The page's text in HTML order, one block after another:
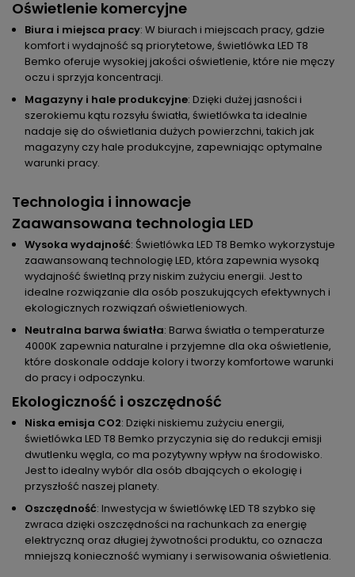
Oświetlenie komercyjne
Biura i miejsca pracy: W biurach i miejscach pracy, gdzie
komfort i wydajność są priorytetowe, świetlówka LED T8
Bemko oferuje wysokiej jakości oświetlenie, które nie męczy
oczu i sprzyja koncentracji.
Magazyny i hale produkcyjne: Dzięki dużej jasności i
szerokiemu kątu rozsyłu światła, świetlówka ta idealnie
nadaje się do oświetlania dużych powierzchni, takich jak
magazyny czy hale produkcyjne, zapewniając optymalne
warunki pracy.
Technologia i innowacje
Zaawansowana technologia LED
Wysoka wydajność: Świetlówka LED T8 Bemko wykorzystuje
zaawansowaną technologię LED, która zapewnia wysoką
wydajność świetlną przy niskim zużyciu energii. Jest to
idealne rozwiązanie dla osób poszukujących efektywnych i
ekologicznych rozwiązań oświetleniowych.
Neutralna barwa światła: Barwa światła o temperaturze
4000K zapewnia naturalne i przyjemne dla oka oświetlenie,
które doskonale oddaje kolory i tworzy komfortowe warunki
do pracy i odpoczynku.
Ekologiczność i oszczędność
Niska emisja CO2: Dzięki niskiemu zużyciu energii,
świetlówka LED T8 Bemko przyczynia się do redukcji emisji
dwutlenku węgla, co ma pozytywny wpływ na środowisko.
Jest to idealny wybór dla osób dbających o ekologię i
przyszłość naszej planety.
Oszczędność: Inwestycja w świetlówkę LED T8 szybko się
zwraca dzięki oszczędności na rachunkach za energię
elektryczną oraz długiej żywotności produktu, co oznacza
mniejszą konieczność wymiany i serwisowania oświetlenia.